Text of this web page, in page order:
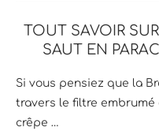
TOUT SAVOIR
SAUT EN
Si vous pensiez que la
travers le filtre embrumé
crêpe …